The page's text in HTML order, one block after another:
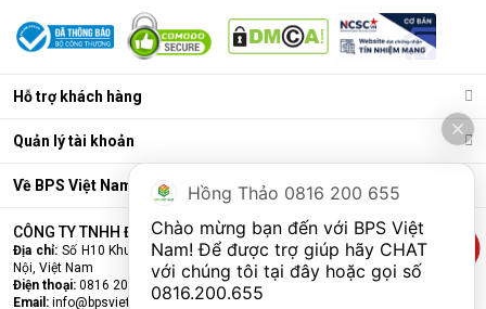
Bình chứa nước: Chứa nước tinh khiết đã được lọc sạch
để sử dụng.
Bơm áp và van điện từ
: Hỗ trợ vận hành, đảm bảo áp
lực lọc và tự động đóng/mở khi đầy nước.
Hỗ trợ khách hàng
Quản lý tài khoản
Về BPS Việt Nam
CÔNG TY TNHH ĐẦU TƯ VÀ THƯƠNG MẠI BPS VIỆT NAM
Địa chỉ: Số H10 Khu đấu giá Ngô Thì Nhậm, Phường Hà Đông, Thành phố Hà
Nội, Việt Nam
Điện thoại: 0816 200 655
Email: info@bpsvietnam.vn
Hồng Thảo 0816 200 655
Chào mừng bạn đến với BPS Việt
Nam! Để được trợ giúp hãy CHAT
0816.200.655